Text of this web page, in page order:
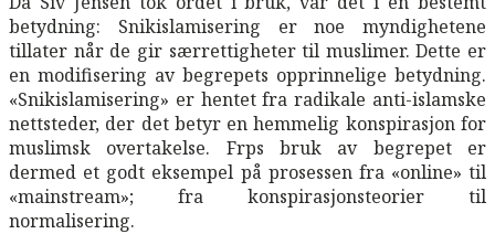
betydning: Snikislamisering er noe myndighetene
tillater når de gir særrettigheter til muslimer. Dette er
en modifisering av begrepets opprinnelige betydning.
«Snikislamisering» er hentet fra radikale anti-islamske
nettsteder, der det betyr en hemmelig konspirasjon for
muslimsk overtakelse. Frps bruk av begrepet er
dermed et godt eksempel på prosessen fra «online» til
«mainstream»; fra konspirasjonsteorier til
normalisering.